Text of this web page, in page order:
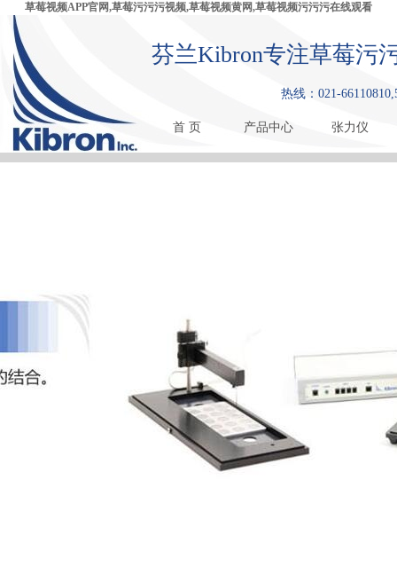
草莓视频APP官网,草莓污污污视频,草莓视频黄网,草莓视频污污污在线观看
芬兰Kibron专注草莓污污
热线：021-
首 页 产品中心 张力仪